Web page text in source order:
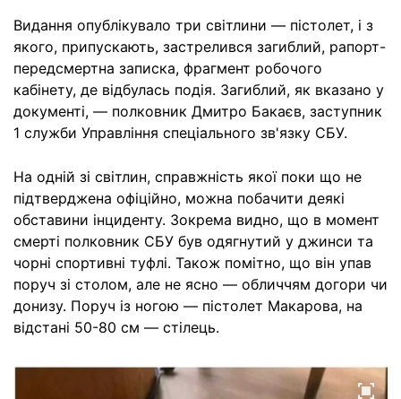
Видання опублікувало три світлини — пістолет, і з
якого, припускають, застрелився загиблий, рапорт-
передсмертна записка, фрагмент робочого
кабінету, де відбулась подія. Загиблий, як вказано у
документі, — полковник Дмитро Бакаєв, заступник
1 служби Управління спеціального зв'язку СБУ.
На одній зі світлин, справжність якої поки що не
підтверджена офіційно, можна побачити деякі
обставини інциденту. Зокрема видно, що в момент
смерті полковник СБУ був одягнутий у джинси та
чорні спортивні туфлі. Також помітно, що він упав
поруч зі столом, але не ясно — обличчям догори чи
донизу. Поруч із ногою — пістолет Макарова, на
відстані 50-80 см — стілець.